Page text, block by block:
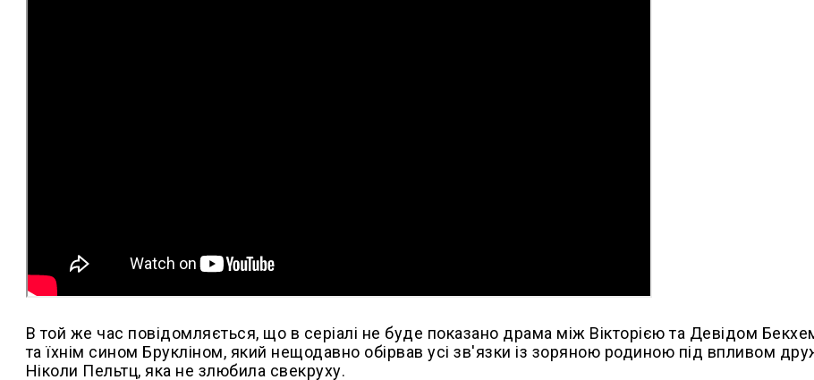
В той же час повідомляється, що в серіалі не буде показано драма між Вікторією та Девідом
та їхнім сином Брукліном, який нещодавно обірвав усі зв'язки із зоряною родиною під впливом
Ніколи Пельтц, яка не злюбила свекруху.